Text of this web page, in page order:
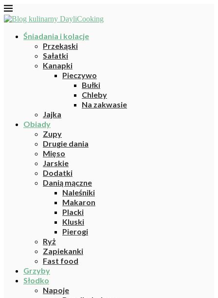
Śniadania i kolacje
Przekąski
Sałatki
Kanapki
Pieczywo
Bułki
Chleby
Na zakwasie
Jajka
Obiady
Zupy
Drugie dania
Mięso
Jarskie
Dodatki
Danią mączne
Naleśniki
Makaron
Placki
Kluski
Pierogi
Ryż
Zapiekanki
Fast food
Grzyby
Słodko
Napoje